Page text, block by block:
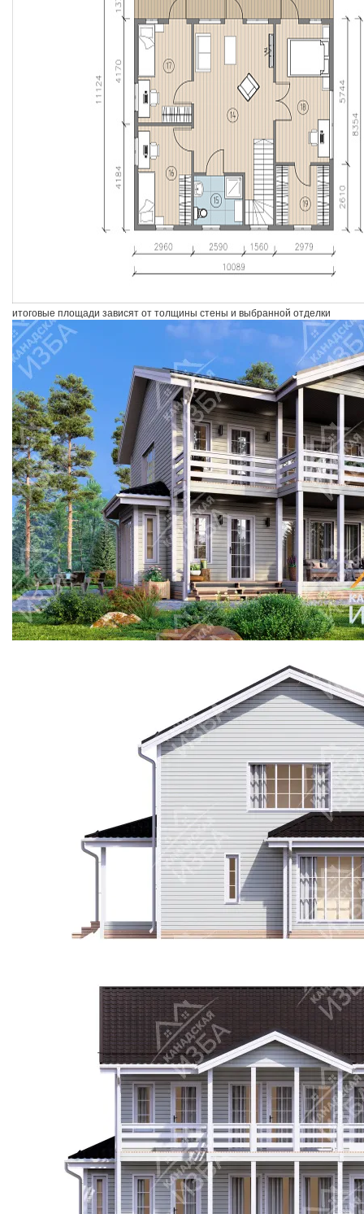
итоговые площади зависят от толщины стены и выбранной отделки